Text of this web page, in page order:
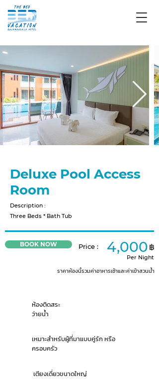
Deluxe Pool Access
Room
Description :
Three Beds * Bath Tub
BOOK NOW Price : 4,000
Per Night
฿
ราคาห้องนี้รวมค่าอาหารเช้าและค่าเข้าสวนน้ำ
ห้องติดสระ
ว่ายน้ำ
เหมาะสำหรับผู้ที่มาแบบคู่รัก หรือ
ครอบครัว
เตียงเดี่ยวขนาดใหญ่